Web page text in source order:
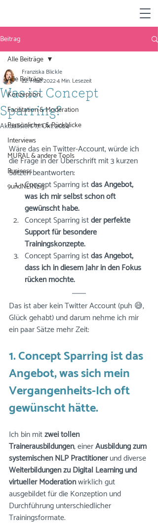
Beitrag
Alle Beiträge
Konzeption
Facilitation & Moderation
Persönliches & Rückblicke
Interviews
MURAL & andere Tools
Business
9undNEINzig
Alle Beiträge
Was ist Concept
Sparring?
Franziska Blickle
22. März 20224 Min. Lesezeit
Aktualisiert:17. Okt. 2024
Wäre das ein Twitter-Account, würde ich
die Frage in der Überschrift mit 3 kurzen
Sätzen beantworten: ⠀⠀
Concept Sparring ist das Angebot,
was ich mir selbst schon oft
gewünscht habe.
Concept Sparring ist der perfekte
Support für besondere
Trainingskonzepte.
Concept Sparring ist das Angebot,
dass ich in diesem Jahr in den Fokus
rücken möchte.
Das ist aber kein Twitter Account (puh 😅,
Glück gehabt) und darum nehme ich mir
ein paar Sätze mehr Zeit:
1. Concept Sparring ist das
Angebot, was sich mein
Vergangenheits-Ich oft
gewünscht hätte.
Ich bin mit zwei tollen
Trainerausbildungen, einer Ausbildung zum
systemischen NLP Practitioner und diverse
Weiterbildungen zu Digital Learning und
virtueller Moderation wirklich gut
ausgebildet für die Konzeption und
Durchführung unterschiedlicher
Trainingsformate.